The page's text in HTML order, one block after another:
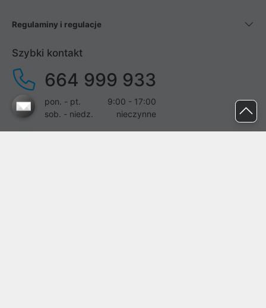
Regulaminy i regulacje
Szybki kontakt
664 999 933
pon. - pt.
9:00 - 17:00
sob. - niedz.
nieczynne